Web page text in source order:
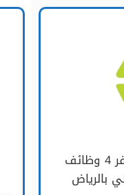
شركة محمد الراشد ماركو توفر 4 وظائف
بالرياض